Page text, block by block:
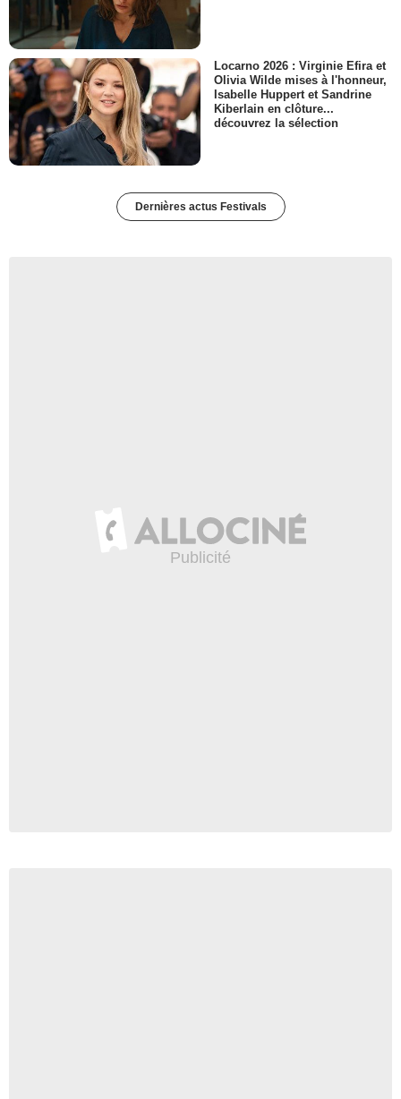
Locarno 2026 : Virginie Efira et
Olivia Wilde mises à l'honneur,
Isabelle Huppert et Sandrine
Kiberlain en clôture...
découvrez la sélection
Dernières actus Festivals